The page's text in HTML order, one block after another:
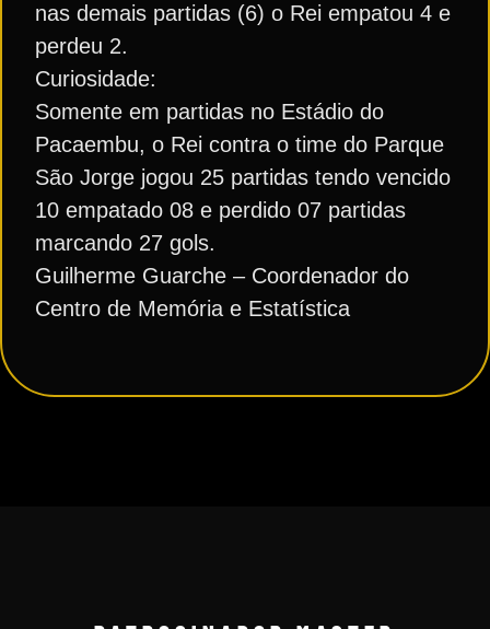
nas demais partidas (6) o Rei empatou 4 e
perdeu 2.
Curiosidade:
Somente em partidas no Estádio do
Pacaembu, o Rei contra o time do Parque
São Jorge jogou 25 partidas tendo vencido
10 empatado 08 e perdido 07 partidas
marcando 27 gols.
Guilherme Guarche – Coordenador do
Centro de Memória e Estatística